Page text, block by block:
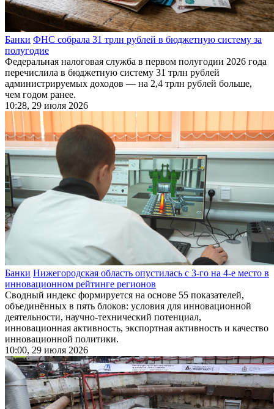
Банки ФНС собрала 31 трлн рублей в бюджетную систему за
полугодие
Федеральная налоговая служба в первом полугодии 2026 года
перечислила в бюджетную систему 31 трлн рублей
администрируемых доходов — на 2,4 трлн рублей больше,
чем годом ранее.
10:28, 29 июля 2026
Банки Нижегородская область опустилась с 3-го на 4-е место в
инновационном рейтинге регионов
Сводный индекс формируется на основе 55 показателей,
объединённых в пять блоков: условия для инновационной
деятельности, научно‑технический потенциал,
инновационная активность, экспортная активность и качество
инновационной политики.
10:00, 29 июля 2026